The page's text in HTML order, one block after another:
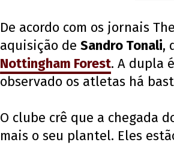
De acordo com os jornais
aquisição de Sandro Tonali,
Nottingham Forest. A dupla
observado os atletas há
O clube crê que a chegada
mais o seu plantel. Eles